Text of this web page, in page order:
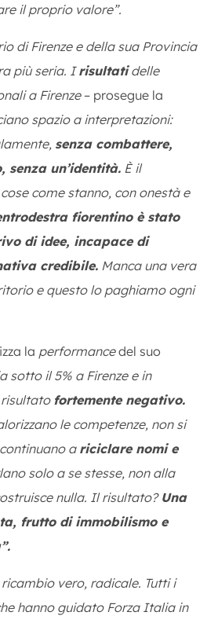
il proprio valore”.
di Firenze e della sua Provincia
più seria. Irisultatidelle
a Firenze– prosegue la
spazio a interpretazioni:
senza combattere,
senza un’identità. È il
come stanno, con onestà e
fiorentino è stato
di idee, incapace di
credibile. Manca una vera
e questo lo paghiamo ogni
la performancedel suo
sotto il 5% a Firenze e in
risultato fortemente negativo.
le competenze, non si
ariciclare nomi e
solo a se stesse, non alla
nulla. Il risultato? Una
frutto di immobilismo e
ricambio vero, radicale. Tutti i
hanno guidato Forza Italia in